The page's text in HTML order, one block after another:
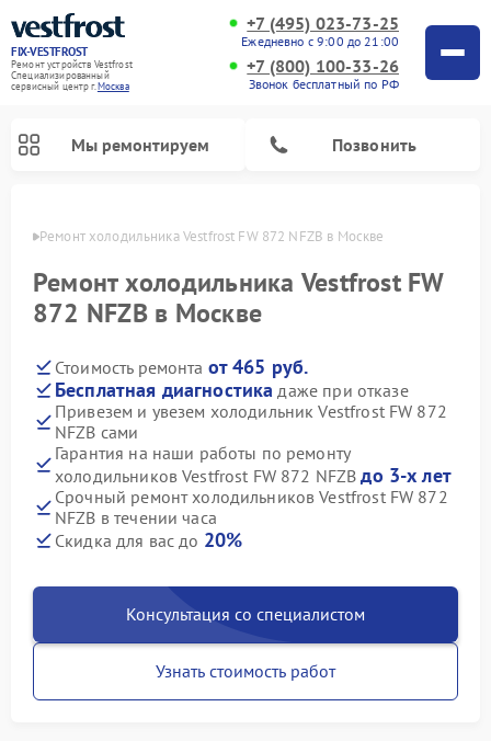
FIX-VESTFROST
Ремонт устройств Vestfrost
Специализированный
cервисный центр г.Москва
+7 (495) 023-73-25
Ежедневно с 9:00 до 21:00
+7 (800) 100-33-26
Звонок бесплатный по РФ
Мы ремонтируем Позвонить
Ремонт холодильника Vestfrost FW 872 NFZВ в Москве
Ремонт холодильника Vestfrost FW
872 NFZВ в Москве
Стоимость ремонта от 465 руб.
Бесплатная диагностика даже при отказе
Привезем и увезем холодильник Vestfrost FW 872
NFZВ сами
Гарантия на наши работы по ремонту
холодильников Vestfrost FW 872 NFZВдо 3-х лет
Срочный ремонт холодильников Vestfrost FW 872
NFZВ в течении часа
Скидка для вас до 20%
Консультация со специалистом
Узнать стоимость работ